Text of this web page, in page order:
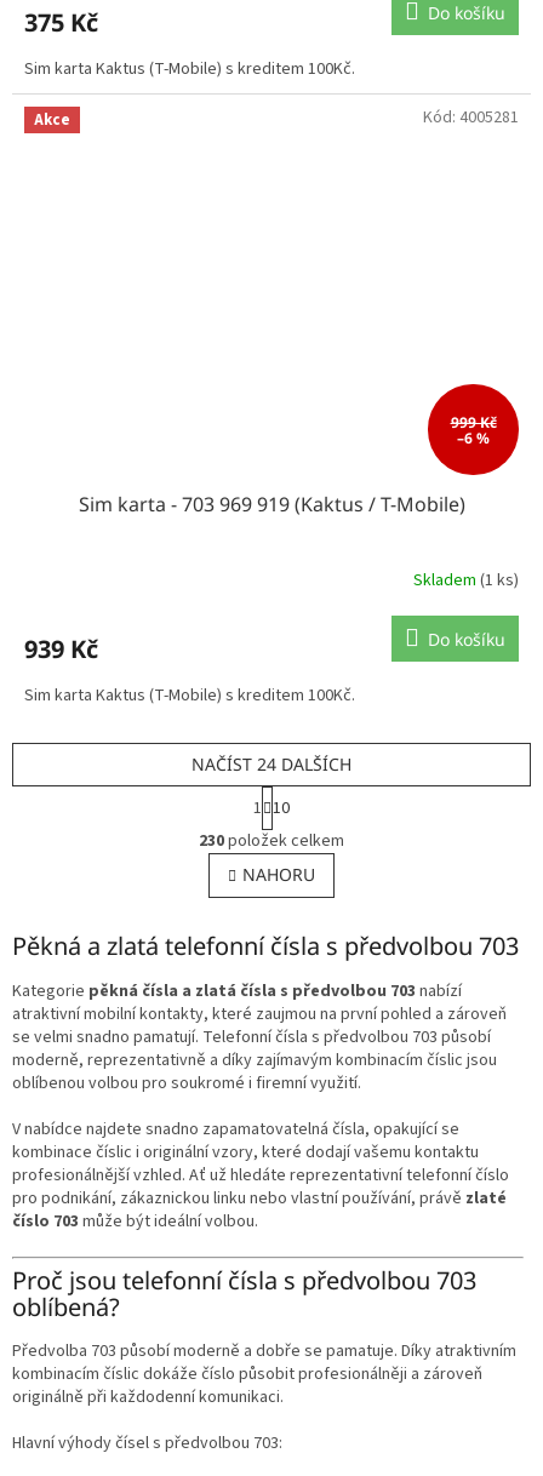
375 Kč Do košíku
Sim karta Kaktus (T-Mobile) s kreditem 100Kč.
Akce
999 Kč
–6 %
Sim karta - 703 969 919 (Kaktus / T-Mobile)
Skladem (1 ks)
939 Kč Do košíku
Sim karta Kaktus (T-Mobile) s kreditem 100Kč.
Kód: 4005281
O
v
l
á
a
í
p
r
v
k
v
ý
p
i
NAČÍST 24 DALŠÍCH
S
t
r
á
n
k
v
á
í
1 10
230položek celkem
NAHORU
Pěkná a zlatá telefonní čísla s předvolbou 703
Kategorie pěkná čísla a zlatá čísla s předvolbou 703 nabízí
atraktivní mobilní kontakty, které zaujmou na první pohled a zároveň
se velmi snadno pamatují. Telefonní čísla s předvolbou 703 působí
moderně, reprezentativně a díky zajímavým kombinacím číslic jsou
oblíbenou volbou pro soukromé i firemní využití.
V nabídce najdete snadno zapamatovatelná čísla, opakující se
kombinace číslic i originální vzory, které dodají vašemu kontaktu
profesionálnější vzhled. Ať už hledáte reprezentativní telefonní číslo
pro podnikání, zákaznickou linku nebo vlastní používání, právě zlaté
číslo 703 může být ideální volbou.
Proč jsou telefonní čísla s předvolbou 703
oblíbená?
Předvolba 703 působí moderně a dobře se pamatuje. Díky atraktivním
kombinacím číslic dokáže číslo působit profesionálněji a zároveň
originálně při každodenní komunikaci.
Hlavní výhody čísel s předvolbou 703: